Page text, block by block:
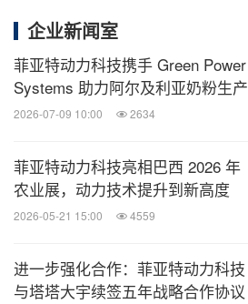
企业新闻室
菲亚特动力科技携手 Green Power
Systems 助力阿尔及利亚奶粉生产
2026-07-09 10:00 2634
菲亚特动力科技亮相巴西 2026 年
农业展，动力技术提升到新高度
2026-05-21 15:00 4559
进一步强化合作：菲亚特动力科技
与塔塔大宇续签五年战略合作协议